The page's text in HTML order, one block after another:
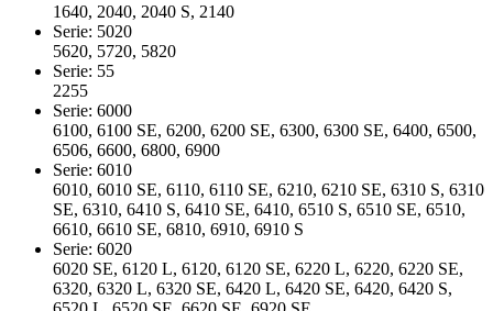
1640, 2040, 2040 S, 2140
Serie: 5020
5620, 5720, 5820
Serie: 55
2255
Serie: 6000
6100, 6100 SE, 6200, 6200 SE, 6300, 6300 SE, 6400, 6500,
6506, 6600, 6800, 6900
Serie: 6010
6010, 6010 SE, 6110, 6110 SE, 6210, 6210 SE, 6310 S, 6310
SE, 6310, 6410 S, 6410 SE, 6410, 6510 S, 6510 SE, 6510,
6610, 6610 SE, 6810, 6910, 6910 S
Serie: 6020
6020 SE, 6120 L, 6120, 6120 SE, 6220 L, 6220, 6220 SE,
6320, 6320 L, 6320 SE, 6420 L, 6420 SE, 6420, 6420 S,